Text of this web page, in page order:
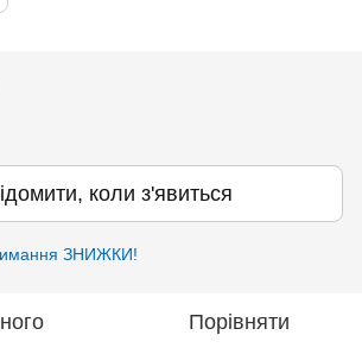
коли з'явиться
ЗНИЖКИ!
Порівняти